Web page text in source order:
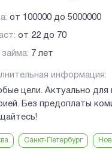
от 100000 до 5000000
от 22 до 70
7 лет
информация:
цели. Актуально для
Без предоплаты
Санкт-Петербург